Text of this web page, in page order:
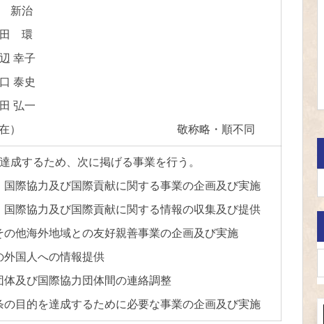
治
環
子
史
一
現在） 敬称略・順不同
成するため、次に掲げる事業を行う。
際協力及び国際貢献に関する事業の企画及び実施
際協力及び国際貢献に関する情報の収集及び提供
他海外地域との友好親善事業の企画及び実施
国人への情報提供
及び国際協力団体間の連絡調整
目的を達成するために必要な事業の企画及び実施